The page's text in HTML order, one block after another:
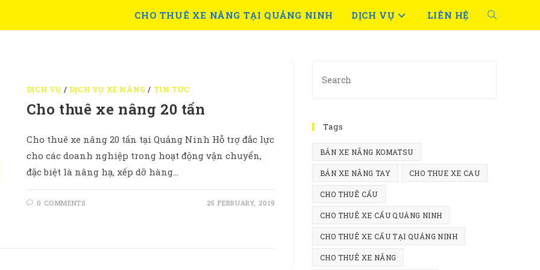
CHO THUÊ XE NÂNG TẠI QUẢNG NINH DỊCH VỤ LIÊN HỆ TOGGLE
DỊCH VỤ / DỊCH VỤ XE NÂNG / TIN TỨC
Cho thuê xe nâng 20 tấn
Cho thuê xe nâng 20 tấn tại Quảng Ninh Hỗ trợ đắc lực
cho các doanh nghiệp trong hoạt động vận chuyển,
đặc biệt là nâng hạ, xếp dỡ hàng…
0 COMMENTS 25 FEBRUARY, 2019
Tags
BÁN XE NÂNG KOMATSU
BÁN XE NÂNG TAY CHO THUE XE CAU
CHO THUÊ CẨU
CHO THUÊ XE CẨU QUẢNG NINH
CHO THUÊ XE CẨU TẠI QUẢNG NINH
CHO THUÊ XE NÂNG